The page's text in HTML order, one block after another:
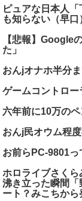
ピュアな日本人
も知らない（早口
【悲報】Google
た」
おんjオナホ半分
ゲームコントロ
六年前に10万の
おんj民オウム程
お前らPC-9801っ
ホロライブさく
沸き立った瞬間
ート？みこちか